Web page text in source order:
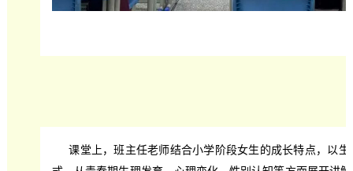
课堂上，班主任老师结合小学阶段女生的成长特点，以